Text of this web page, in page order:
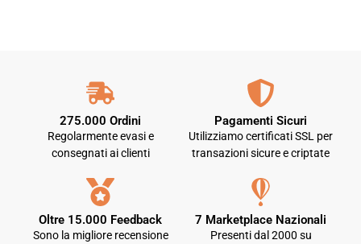
275.000 Ordini
Regolarmente evasi e
consegnati ai clienti
Pagamenti Sicuri
Utilizziamo certificati SSL per
transazioni sicure e criptate
Oltre 15.000 Feedback
Sono la migliore recensione
7 Marketplace Nazionali
Presenti dal 2000 su